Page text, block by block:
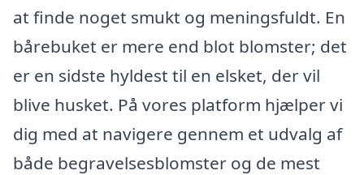
at finde noget smukt og meningsfuldt. En
bårebuket er mere end blot blomster; det
er en sidste hyldest til en elsket, der vil
blive husket. På vores platform hjælper vi
dig med at navigere gennem et udvalg af
både begravelsesblomster og de mest